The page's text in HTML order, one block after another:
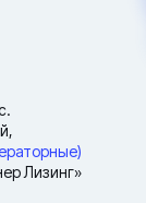
Лизинг»